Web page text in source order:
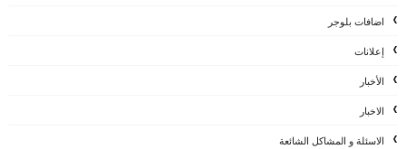
اضافات بلوجر
إعلانات
الأخبار
الاخبار
الاسئلة و المشاكل الشائعة